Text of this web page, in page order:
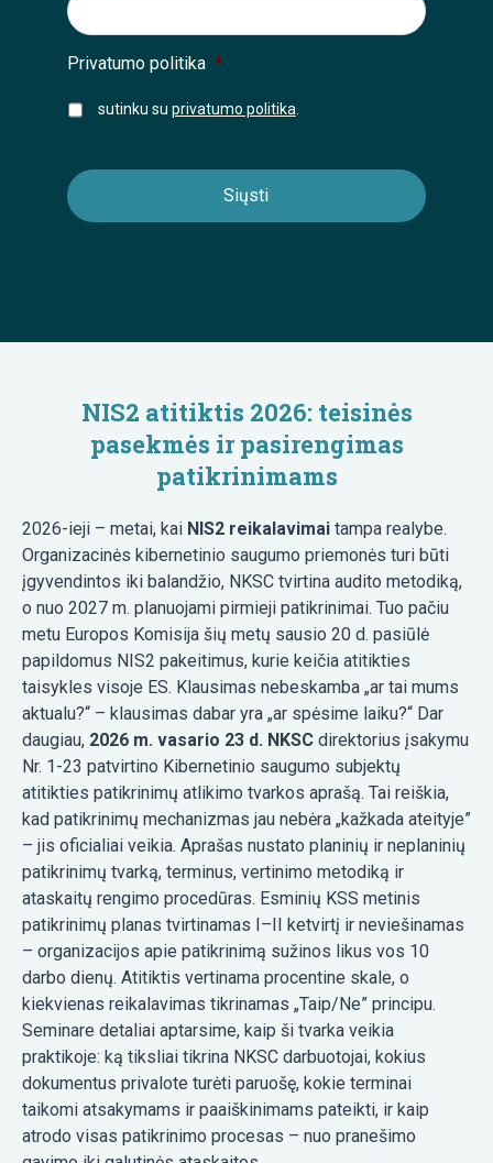
Privatumo politika *
sutinku su privatumo politika
NIS2 atitiktis 2026: teisinės
pasekmės ir pasirengimas
patikrinimams
2026-ieji – metai, kai NIS2 reikalavimai tampa realybe.
Organizacinės kibernetinio saugumo priemonės turi būti
įgyvendintos iki balandžio, NKSC tvirtina audito metodiką,
o nuo 2027 m. planuojami pirmieji patikrinimai. Tuo pačiu
metu Europos Komisija šių metų sausio 20 d. pasiūlė
papildomus NIS2 pakeitimus, kurie keičia atitikties
taisykles visoje ES. Klausimas nebeskamba „ar tai mums
aktualu?“ – klausimas dabar yra „ar spėsime laiku?“ Dar
daugiau, 2026 m. vasario 23 d. NKSC direktorius įsakymu
Nr. 1-23 patvirtino Kibernetinio saugumo subjektų
atitikties patikrinimų atlikimo tvarkos aprašą. Tai reiškia,
kad patikrinimų mechanizmas jau nebėra „kažkada ateityje”
– jis oficialiai veikia. Aprašas nustato planinių ir neplaninių
patikrinimų tvarką, terminus, vertinimo metodiką ir
ataskaitų rengimo procedūras. Esminių KSS metinis
patikrinimų planas tvirtinamas I–II ketvirtį ir neviešinamas
– organizacijos apie patikrinimą sužinos likus vos 10
darbo dienų. Atitiktis vertinama procentine skale, o
kiekvienas reikalavimas tikrinamas „Taip/Ne” principu.
Seminare detaliai aptarsime, kaip ši tvarka veikia
praktikoje: ką tiksliai tikrina NKSC darbuotojai, kokius
dokumentus privalote turėti paruošę, kokie terminai
taikomi atsakymams ir paaiškinimams pateikti, ir kaip
atrodo visas patikrinimo procesas – nuo pranešimo